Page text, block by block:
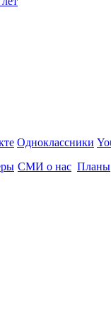
Одноклассники
СМИ о нас Планы